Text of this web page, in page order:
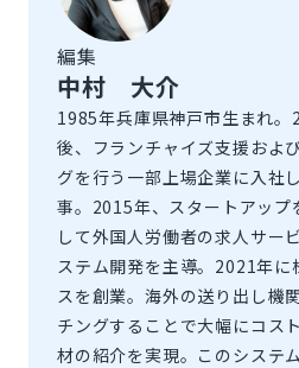
編集
中村 大介
1985年兵庫県神戸市生まれ
後、フランチャイズ支援およ
グを行う一部上場企業に入社
事。2015年、スタートアップ
して外国人労働者の求人サー
ステム開発を主導。2021年に
スを創業。海外の送り出し機
チングすることで大幅にコス
材の紹介を実現。このシステ